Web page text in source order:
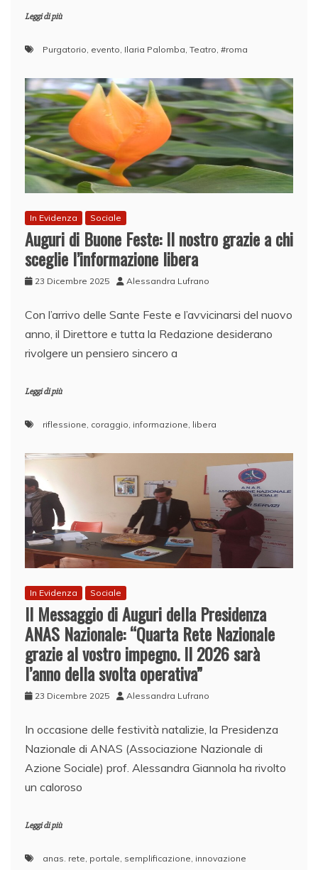
Leggi di più
Purgatorio evento Ilaria Palomba Teatro #roma
In Evidenza Sociale
Auguri di Buone Feste: Il nostro grazie a chi
sceglie l’informazione libera
23 Dicembre 2025 Alessandra Lufrano
​Con l’arrivo delle Sante Feste e l’avvicinarsi del nuovo
anno, il Direttore e tutta la Redazione desiderano
rivolgere un pensiero sincero a
Leggi di più
riflessione coraggio informazione libera
In Evidenza Sociale
Il Messaggio di Auguri della Presidenza
ANAS Nazionale: “Quarta Rete Nazionale
grazie al vostro impegno. Il 2026 sarà
l’anno della svolta operativa”
23 Dicembre 2025 Alessandra Lufrano
​In occasione delle festività natalizie, la Presidenza
Nazionale di ANAS (Associazione Nazionale di
Azione Sociale) prof. Alessandra Giannola ha rivolto
un caloroso
Leggi di più
anas. rete portale semplificazione innovazione